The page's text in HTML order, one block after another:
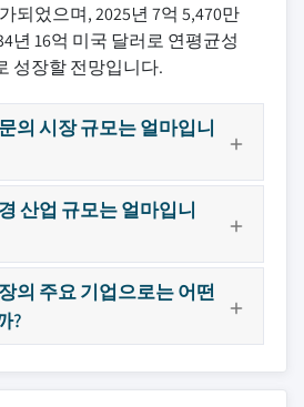
되었으며, 2025년 7억 5,470만
년 16억 미국 달러로 연평균성
성장할 전망입니다.
의 시장 규모는 얼마입니
산업 규모는 얼마입니
의 주요 기업으로는 어떤
?